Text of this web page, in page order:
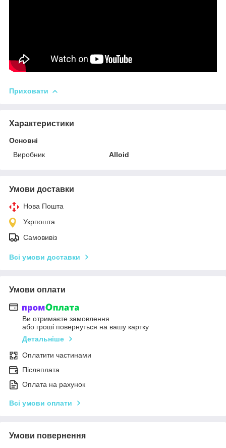
Приховати
Характеристики
Основні
Виробник
Alloid
Умови доставки
Нова Пошта
Укрпошта
Самовивіз
Всі умови доставки
Умови оплати
Ви отримаєте замовлення
або гроші повернуться на вашу картку
Детальніше
Оплатити частинами
Післяплата
Оплата на рахунок
Всі умови оплати
Умови повернення